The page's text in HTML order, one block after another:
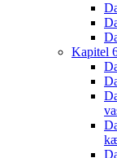
Kapitel